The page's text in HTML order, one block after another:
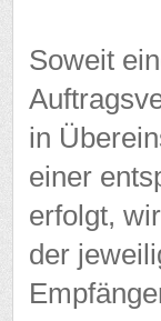
Soweit
in
einer
erfolgt,
der